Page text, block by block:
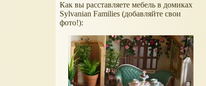
Как вы расставляете мебель в домиках
Sylvanian Families (добавляйте свои
фото!):